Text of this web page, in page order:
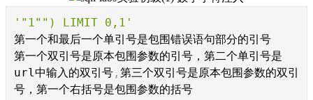
'"1"") LIMIT 0,1'
第一个和最后一个单引号是包围错误语句部分的引号
第一个双引号是原本包围参数的引号，第二个单引号是
url中输入的双引号, 第三个双引号是原本包围参数的双引
号，第一个右括号是包围参数的括号